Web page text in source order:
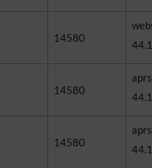
14580
14580
14580